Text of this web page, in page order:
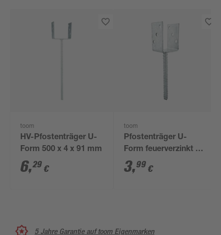
toom
HV-Pfostenträger U-
Form 500 x 4 x 91 mm
6,29 €
toom
Pfostenträger U-
Form feuerverzinkt 8,1
cm
3,99 €
5 Jahre Garantie auf toom Eigenmarken